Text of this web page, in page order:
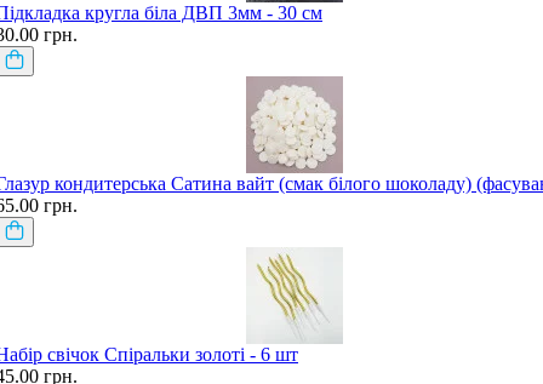
кругла біла ДВП 3мм - 30 см
грн.
кондитерська Сатина вайт (смак білого шоколаду)
грн.
свічок Спіральки золоті - 6 шт
грн.